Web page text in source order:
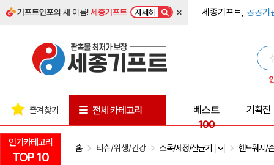
기프트인포의 새 이름!세종기프트 자세히 × 세종기프트, 공공기
인기카테고리
TOP 10
즐겨찾기 전체 카테고리
베스트
100
기획전
홈 티슈/위생/건강 소독/세정/살균기 핸드워시/